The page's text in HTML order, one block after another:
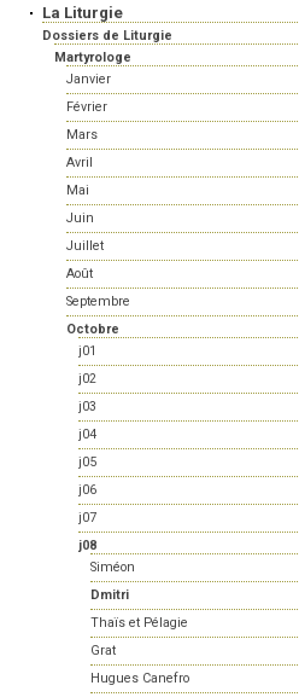
La Liturgie
Dossiers de Liturgie
Martyrologe
Janvier
Février
Mars
Avril
Mai
Juin
Juillet
Août
Septembre
Octobre
j01
j02
j03
j04
j05
j06
j07
j08
Siméon
Dmitri
Thaïs et Pélagie
Grat
Hugues Canefro